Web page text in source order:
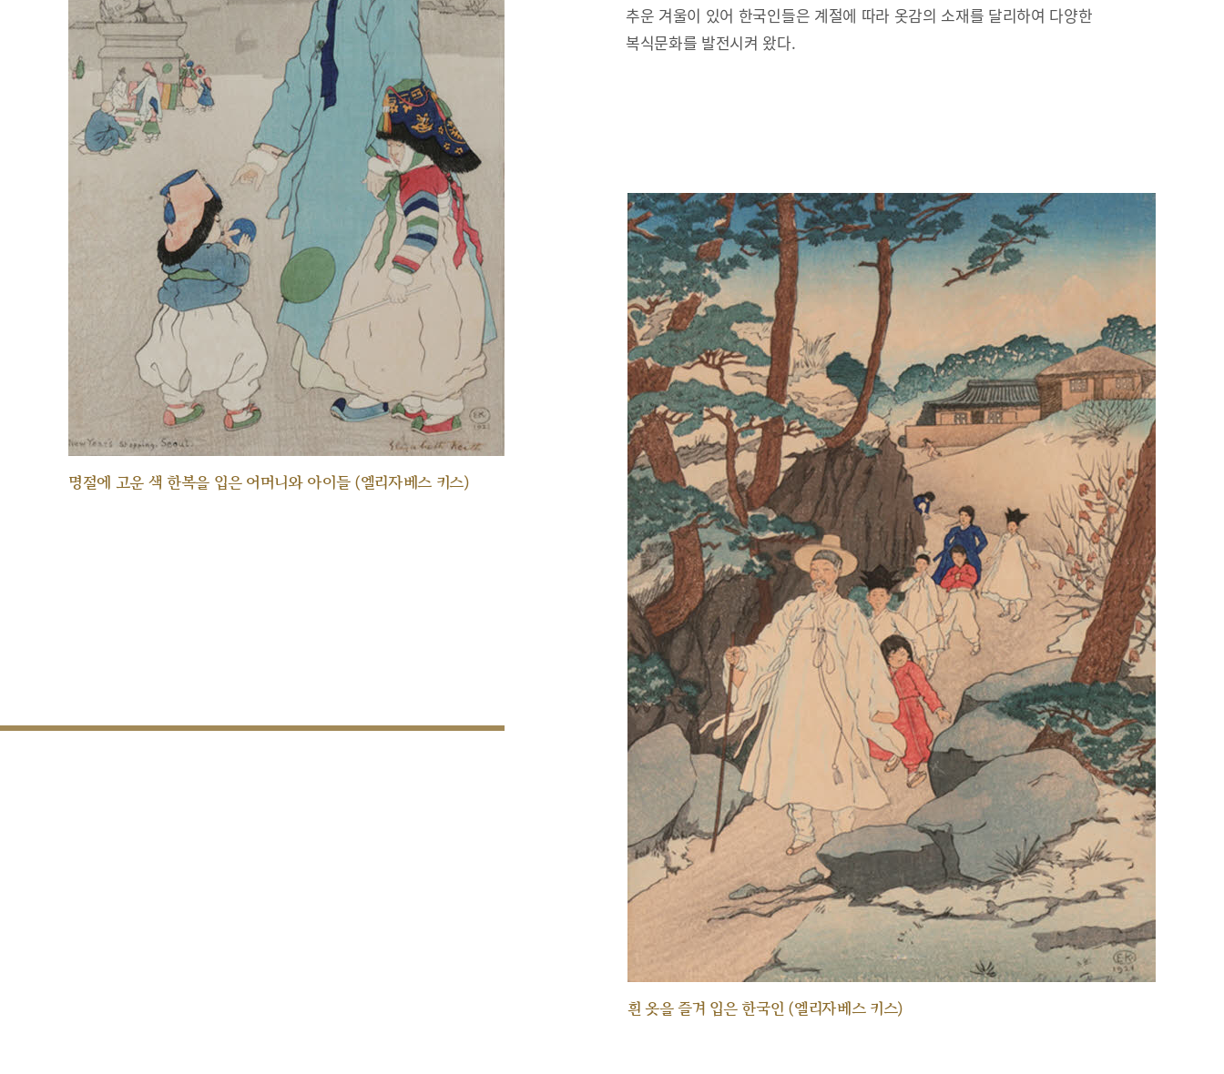
명절에 고운 색 한복을 입은 어머니와 아이들 (엘리자베스 키스)
추운 겨울이 있어 한국인들은 계절에 따라 옷감의 소재를 달리하여 다양한
복식문화를 발전시켜 왔다.
흰 옷을 즐겨 입은 한국인 (엘리자베스 키스)